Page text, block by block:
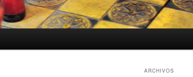
ARCHIVOS